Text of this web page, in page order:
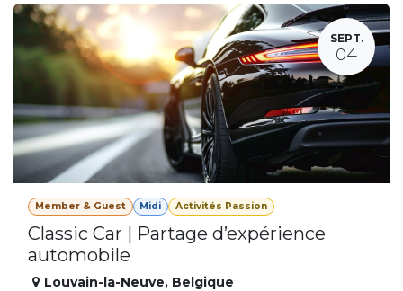
SEPT.
04
Member & Guest Midi Activités Passion
Classic Car | Partage d’expérience
automobile
Louvain-la-Neuve, Belgique